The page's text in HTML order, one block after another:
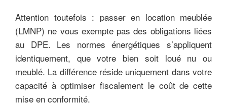
Attention toutefois : passer en location meublée
(LMNP) ne vous exempte pas des obligations liées
au DPE. Les normes énergétiques s’appliquent
identiquement, que votre bien soit loué nu ou
meublé. La différence réside uniquement dans votre
capacité à optimiser fiscalement le coût de cette
mise en conformité.